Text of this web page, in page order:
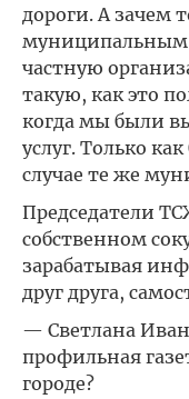
дороги. А зачем
муниципальным
частную
такую, как это
когда мы были
услуг. Только
случае те же
Председатели
собственном
зарабатывая
друг друга,
— Светлана
профильная
городе?